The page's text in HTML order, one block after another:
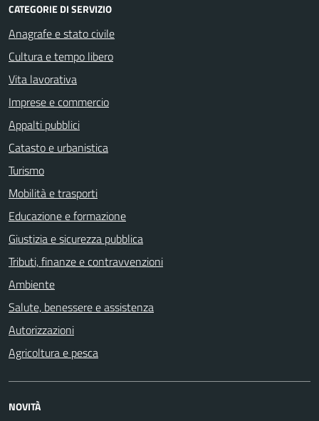
CATEGORIE DI SERVIZIO
Anagrafe e stato civile
Cultura e tempo libero
Vita lavorativa
Imprese e commercio
Appalti pubblici
Catasto e urbanistica
Turismo
Mobilità e trasporti
Educazione e formazione
Giustizia e sicurezza pubblica
Tributi, finanze e contravvenzioni
Ambiente
Salute, benessere e assistenza
Autorizzazioni
Agricoltura e pesca
NOVITÀ